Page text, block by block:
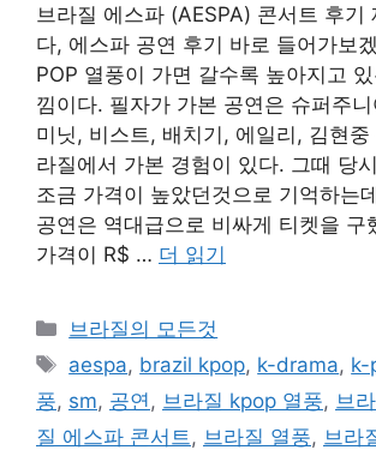
브라질 에스파 (AESPA) 콘서트 후기
다, 에스파 공연 후기 바로 들어가보
POP 열풍이 가면 갈수록 높아지고
낌이다. 필자가 가본 공연은 슈퍼주
미닛, 비스트, 배치기, 에일리, 김현중
라질에서 가본 경험이 있다. 그때 당
조금 가격이 높았던것으로 기억하는
공연은 역대급으로 비싸게 티켓을 구
가격이 R$ … 더 읽기
카
리
브라질의 모든것
태
aespa, brazil kpop, k-drama, k-
풍, sm, 공연 , 브라질 kpop 열풍, 브
질 에스파 콘서트 , 브라질 열풍, 브라